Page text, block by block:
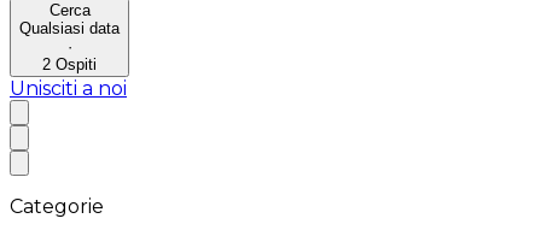
Cerca
Qualsiasi data
·
2 Ospiti
Unisciti a noi
Categorie